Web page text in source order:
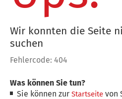
Wir konnten die Seite
suchen
Fehlercode: 404
Was können Sie tun?
Sie können zurStartseite von